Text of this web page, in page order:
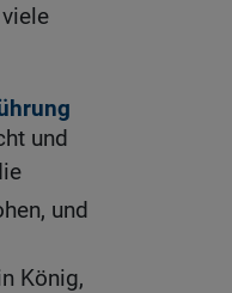
und
und
König,